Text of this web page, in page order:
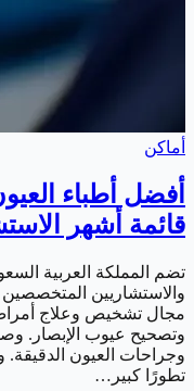
أماكن
قائمة أشهر
تضم المملكة العربية
والاستشاريين
مجال تشخيص وعلاج
وتصحيح عيوب الإبصار.
وجراحات العيون
تطورًا كبير…